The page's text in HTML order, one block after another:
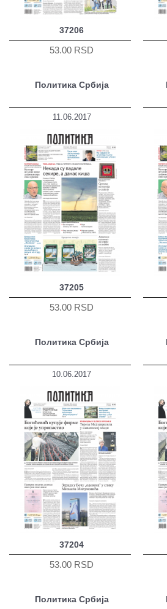
37206
53.00 RSD
Политика Србија
11.06.2017
37205
53.00 RSD
Политика Србија
10.06.2017
37204
53.00 RSD
Политика Србија